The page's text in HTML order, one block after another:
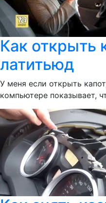
Как открыть
латитьюд
У меня если открыть
компьютере показывает,